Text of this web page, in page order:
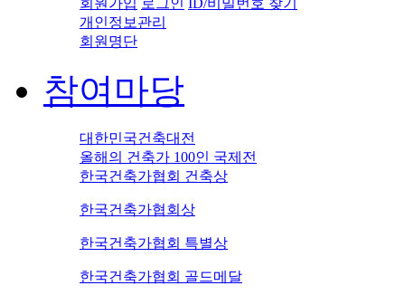
개인정보관리
회원명단
참여마당
대한민국건축대전
올해의 건축가 100인 국제전
한국건축가협회 건축상
한국건축가협회상
한국건축가협회 특별상
한국건축가협회 골드메달